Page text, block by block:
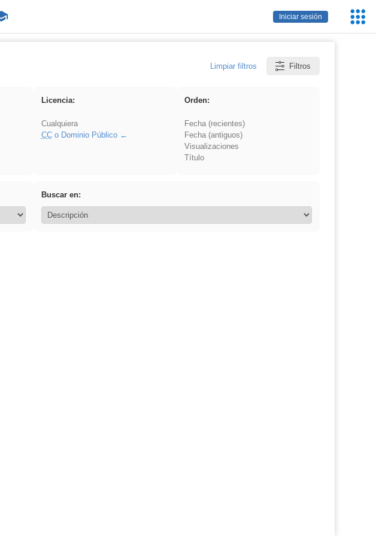
Iniciar sesión
Limpiar filtros Filtros
Licencia:
Cualquiera
CCo Dominio Público
Orden:
Fecha (recientes)
Fecha (antiguos)
Visualizaciones
Título
Buscar en: